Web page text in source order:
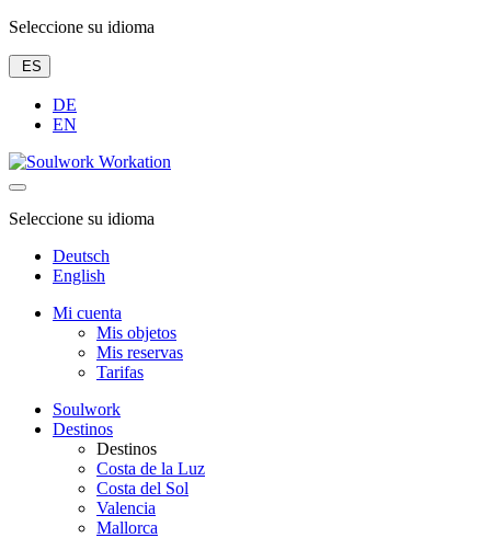
Seleccione su idioma
ES
DE
EN
Seleccione su idioma
Deutsch
English
Mi cuenta
Mis objetos
Mis reservas
Tarifas
Soulwork
Destinos
Destinos
Costa de la Luz
Costa del Sol
Valencia
Mallorca